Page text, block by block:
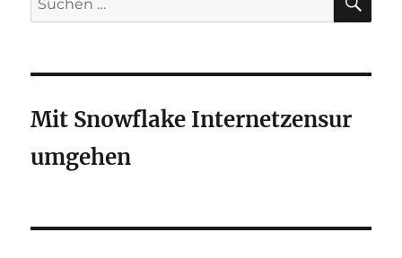
nach:
Mit Snowflake Internetzensur
umgehen